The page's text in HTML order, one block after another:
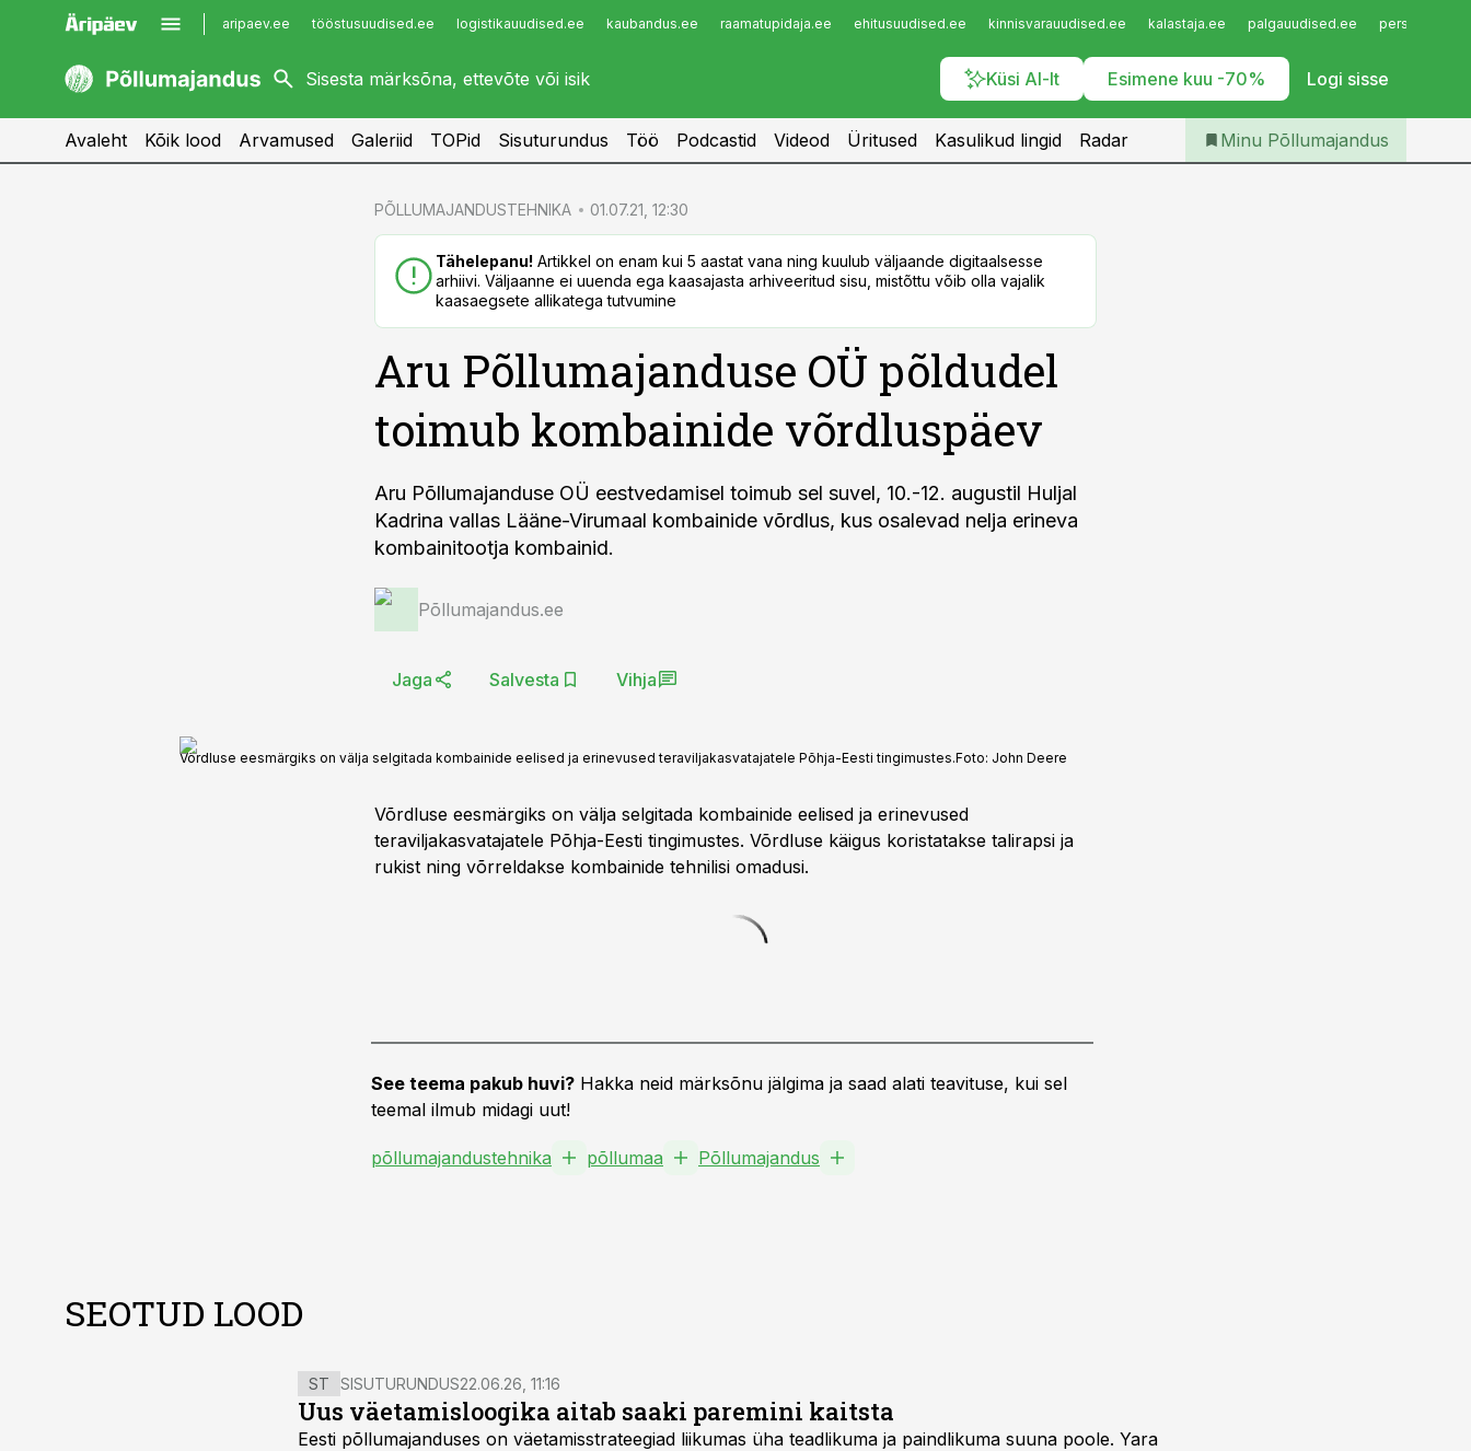
aripaev.ee tööstusuudised.ee logistikauudised.ee kaubandus.ee raamatupidaja.ee ehitusuudised.ee kinnisvarauudised.ee kalastaja.ee palgauudised.ee
Küsi AI-lt Esimene kuu -70% Logi sisse
kaubandus.ee
kinnisvarauudised.ee
imelineajalugu.ee
Infopank
Iseteenindus
Telli Põllumajandus
Avaleht Kõik lood Arvamused Galeriid TOPid Sisuturundus Töö Podcastid Videod Üritused Kasulikud lingid Radar Minu Põllumajandus
PÕLLUMAJANDUSTEHNIKA 01.07.21, 12:30
Tähelepanu! Artikkel on enam kui 5 aastat vana ning kuulub väljaande digitaalsesse
arhiivi. Väljaanne ei uuenda ega kaasajasta arhiveeritud sisu, mistõttu võib olla vajalik
kaasaegsete allikatega tutvumine
Aru Põllumajanduse OÜ põldudel
toimub kombainide võrdluspäev
Aru Põllumajanduse OÜ eestvedamisel toimub sel suvel, 10.-12. augustil Huljal
Kadrina vallas Lääne-Virumaal kombainide võrdlus, kus osalevad nelja erineva
kombainitootja kombainid.
Põllumajandus.ee
Jaga Salvesta Vihja
Võrdluse eesmärgiks on välja selgitada kombainide eelised ja erinevused teraviljakasvatajatele Põhja-Eesti tingimustes.Foto: John Deere
Võrdluse eesmärgiks on välja selgitada kombainide eelised ja erinevused
teraviljakasvatajatele Põhja-Eesti tingimustes. Võrdluse käigus koristatakse talirapsi ja
rukist ning võrreldakse kombainide tehnilisi omadusi.
See teema pakub huvi? Hakka neid märksõnu jälgima ja saad alati teavituse, kui sel
teemal ilmub midagi uut!
põllumajandustehnika põllumaa Põllumajandus
SEOTUD LOOD
ST SISUTURUNDUS22.06.26, 11:16
Uus väetamisloogika aitab saaki paremini kaitsta
Eesti põllumajanduses on väetamisstrateegiad liikumas üha teadlikuma ja paindlikuma suuna poole. Yara